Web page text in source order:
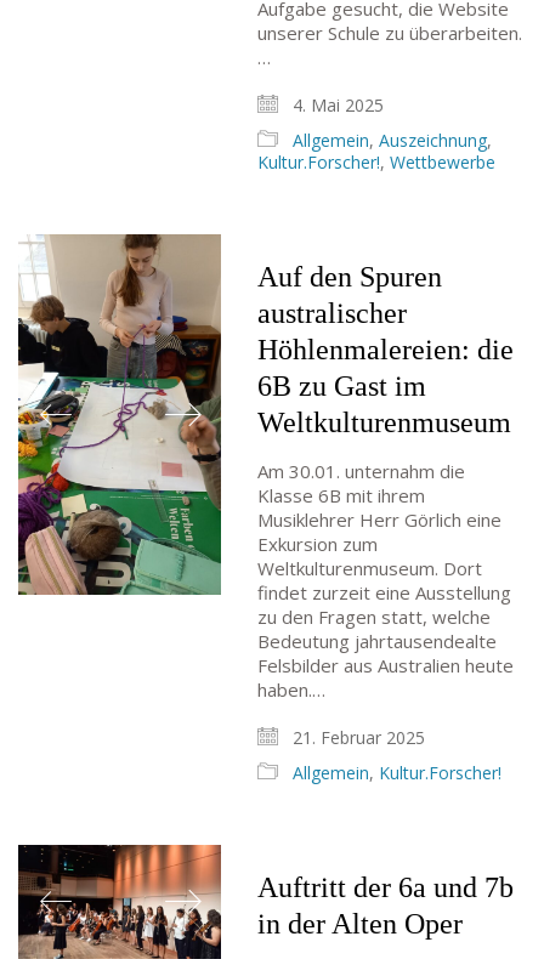
Aufgabe gesucht, die Website
unserer Schule zu überarbeiten.
…
4. Mai 2025
Allgemein,Auszeichnung,
Kultur.Forscher!,Wettbewerbe
Auf den Spuren
australischer
Höhlenmalereien: die
6B zu Gast im
Weltkulturenmuseum
Am 30.01. unternahm die
Klasse 6B mit ihrem
Musiklehrer Herr Görlich eine
Exkursion zum
Weltkulturenmuseum. Dort
findet zurzeit eine Ausstellung
zu den Fragen statt, welche
Bedeutung jahrtausendealte
Felsbilder aus Australien heute
haben.…
21. Februar 2025
Allgemein, Kultur.Forscher!
Auftritt der 6a und 7b
in der Alten Oper